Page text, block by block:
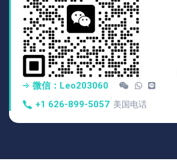
微信：Leo203060
+1 626-899-5057 美国电话